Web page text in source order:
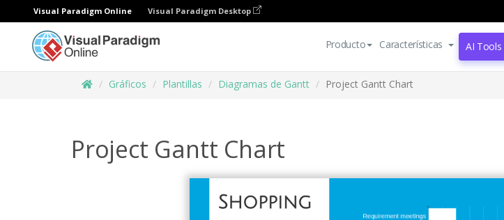
Visual Paradigm Online Visual Paradigm Desktop
Producto Características AI Tools
Gráficos Plantillas Diagramas de Gantt Project Gantt Chart
Project Gantt Chart